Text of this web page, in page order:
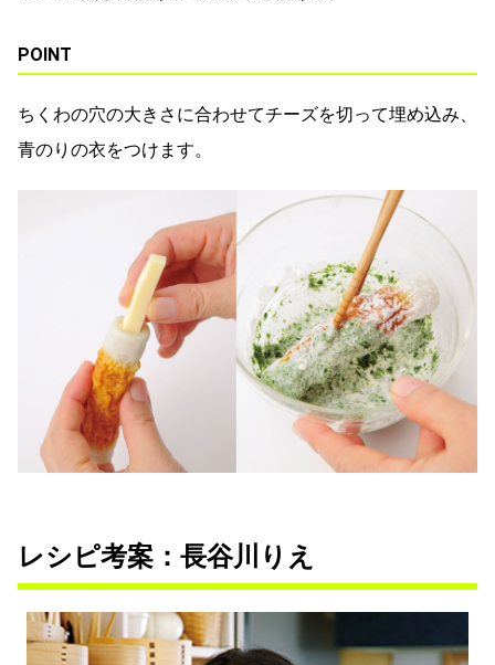
POINT
ちくわの穴の大きさに合わせてチーズを切って埋め込み、
青のりの衣をつけます。
レシピ考案：長谷川りえ